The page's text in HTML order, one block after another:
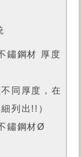
鏽鋼材 厚度
同厚度，在
列出!!）
鏽鋼材Ø